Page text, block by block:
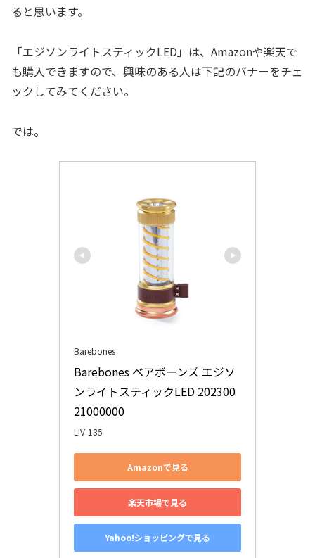
ると思います。
「エジソンライトスティックLED」は、Amazonや楽天で
も購入できますので、興味のある人は下記のバナーをチェ
ックしてみてください。
では。
Barebones
Barebones ベアボーンズ エジソ
ンライトスティックLED 202300
21000000
LIV-135
Amazonで見る
楽天市場で見る
Yahoo!ショッピングで見る